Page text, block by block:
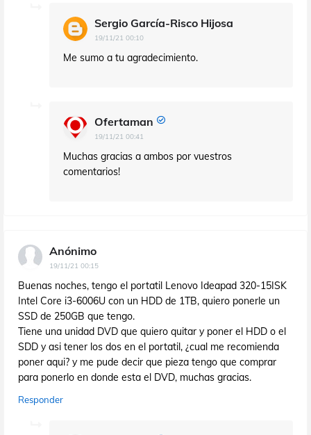
Sergio García-Risco Hijosa
19/11/21 00:10
Me sumo a tu agradecimiento.
Ofertaman
19/11/21 00:41
Muchas gracias a ambos por vuestros
comentarios!
Anónimo
19/11/21 00:15
Buenas noches, tengo el portatil Lenovo Ideapad 320-15ISK
Intel Core i3-6006U con un HDD de 1TB, quiero ponerle un
SSD de 250GB que tengo.
Tiene una unidad DVD que quiero quitar y poner el HDD o el
SDD y asi tener los dos en el portatil, ¿cual me recomienda
poner aqui? y me pude decir que pieza tengo que comprar
para ponerlo en donde esta el DVD, muchas gracias.
Responder